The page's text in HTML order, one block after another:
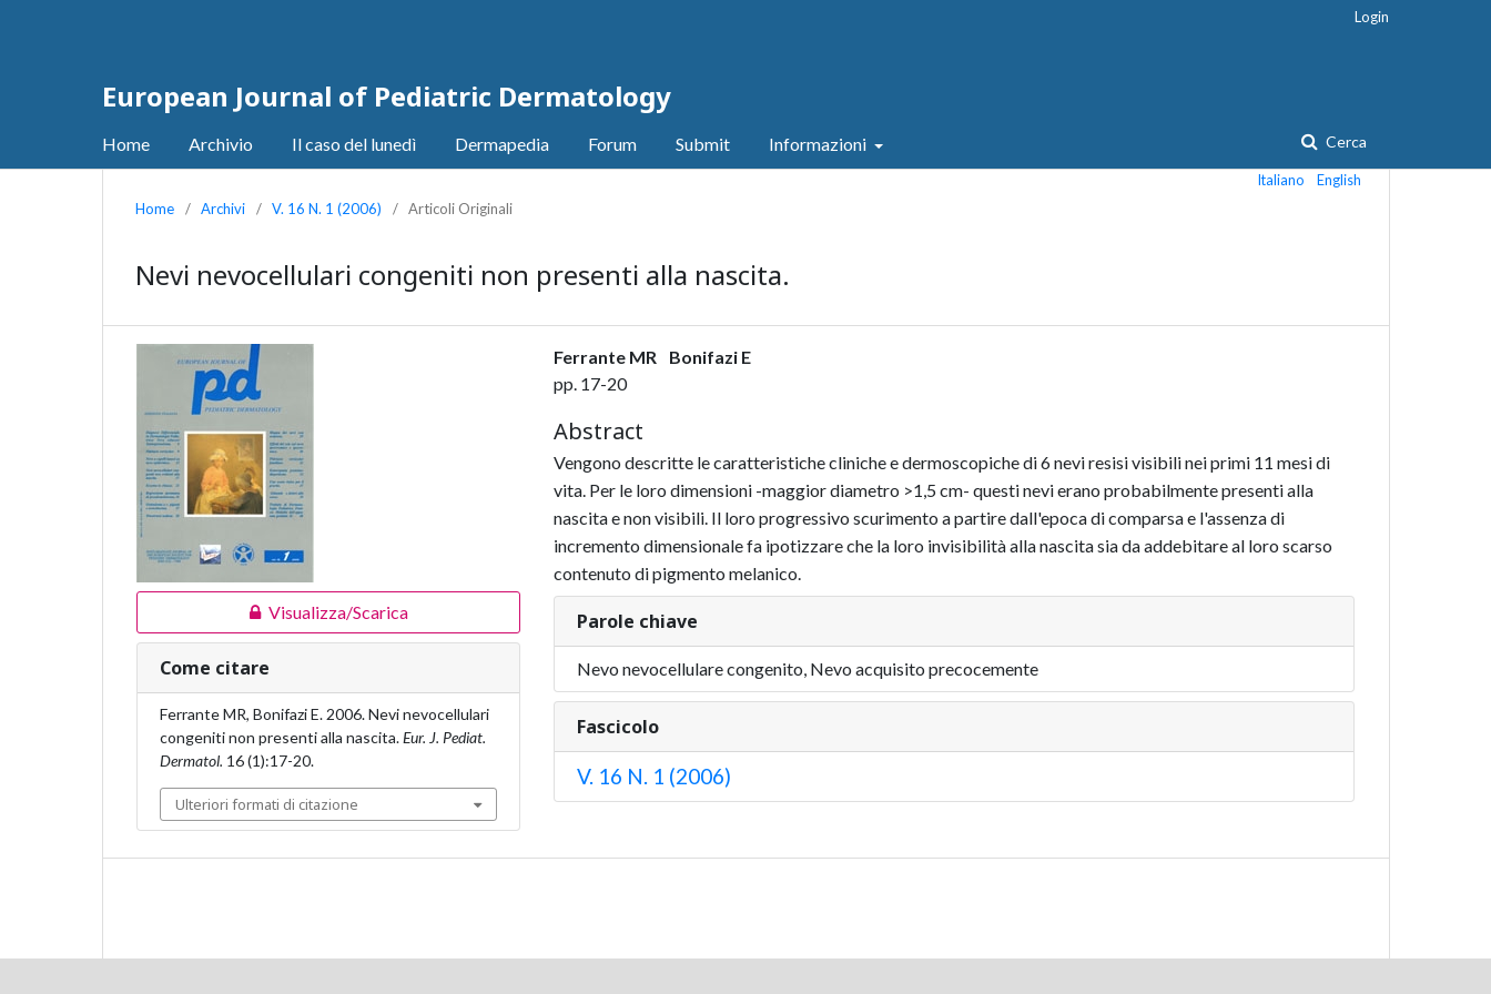
European Journal of Pediatric Dermatology
Home Archivio Il caso del lunedì Dermapedia Forum Submit Informazioni Cerca
Login
Italiano
English
Home
/ Archivi / V. 16 N. 1 (2006) / Articoli Originali
Nevi nevocellulari congeniti non presenti alla nascita.
Visualizza/Scarica
Come citare
Ferrante MR, Bonifazi E. 2006. Nevi nevocellulari
congeniti non presenti alla nascita.Eur. J. Pediat.
Dermatol. 16 (1):17-20.
Ulteriori formati di citazione
Ferrante MR
Bonifazi E
pp. 17-20
Abstract
Vengono descritte le caratteristiche cliniche e dermoscopiche di 6 nevi resisi visibili nei primi 11 mesi di
vita. Per le loro dimensioni -maggior diametro >1,5 cm- questi nevi erano probabilmente presenti alla
nascita e non visibili. Il loro progressivo scurimento a partire dall'epoca di comparsa e l'assenza di
incremento dimensionale fa ipotizzare che la loro invisibilità alla nascita sia da addebitare al loro scarso
contenuto di pigmento melanico.
Parole chiave
Nevo nevocellulare congenito, Nevo acquisito precocemente
Fascicolo
V. 16 N. 1 (2006)